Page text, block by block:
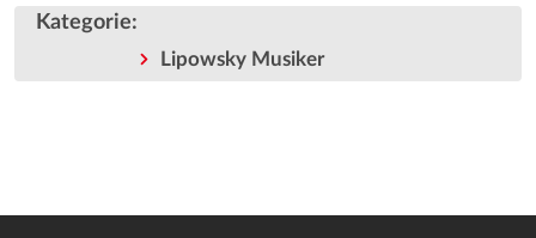
Kategorie:
Lipowsky Musiker